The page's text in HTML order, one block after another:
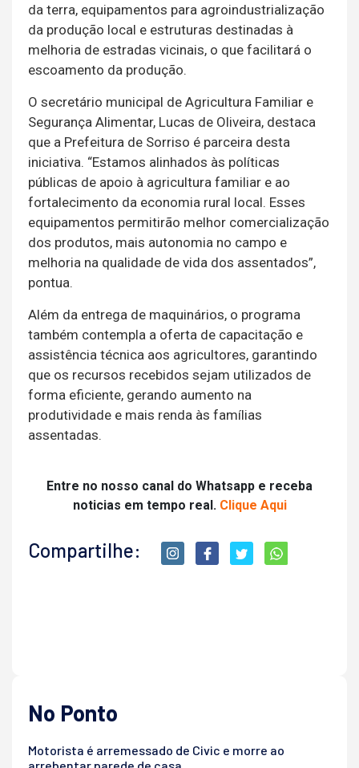
da terra, equipamentos para agroindustrialização
da produção local e estruturas destinadas à
melhoria de estradas vicinais, o que facilitará o
escoamento da produção.
O secretário municipal de Agricultura Familiar e
Segurança Alimentar, Lucas de Oliveira, destaca
que a Prefeitura de Sorriso é parceira desta
iniciativa. “Estamos alinhados às políticas
públicas de apoio à agricultura familiar e ao
fortalecimento da economia rural local. Esses
equipamentos permitirão melhor comercialização
dos produtos, mais autonomia no campo e
melhoria na qualidade de vida dos assentados”,
pontua.
Além da entrega de maquinários, o programa
também contempla a oferta de capacitação e
assistência técnica aos agricultores, garantindo
que os recursos recebidos sejam utilizados de
forma eficiente, gerando aumento na
produtividade e mais renda às famílias
assentadas.
Entre no nosso canal do Whatsapp e receba
noticias em tempo real. Clique Aqui
Compartilhe:
No Ponto
Motorista é arremessado de Civic e morre ao